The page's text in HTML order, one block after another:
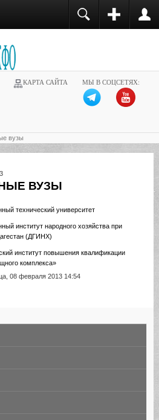
КАРТА САЙТА МЫ В СОЦСЕТЯХ:
вузы
ВУЗЫ
технический университет
институт народного хозяйства при
(ДГИНХ)
институт повышения квалификации
комплекса»
08 февраля 2013 14:54